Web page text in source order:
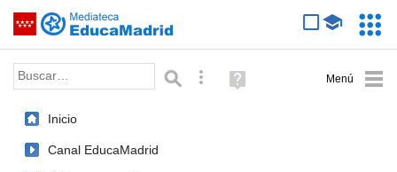
Saltar navegación
Palabra o frase: Búsqueda avanzada
Ayuda
(en
Inicio
Canal EducaMadrid